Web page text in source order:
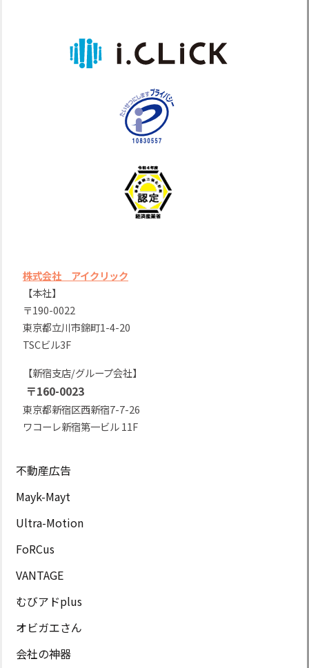
株式会社 アイクリック
【本社】
〒190-0022
東京都立川市錦町1-4-20
TSCビル3F
【新宿支店/グループ会社】
〒160-0023
東京都新宿区西新宿7-7-26
ワコーレ新宿第一ビル 11F
不動産広告
Mayk-Mayt
Ultra-Motion
FoRCus
VANTAGE
むびアドplus
オビガエさん
会社の神器